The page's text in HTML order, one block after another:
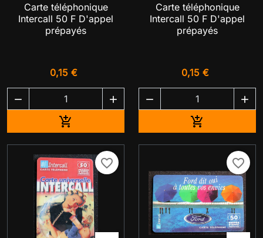
Carte téléphonique
Intercall 50 F D'appel
prépayés
0,15 €
 

Carte téléphonique
Intercall 50 F D'appel
prépayés
0,15 €
 

favorite_border favorite_border